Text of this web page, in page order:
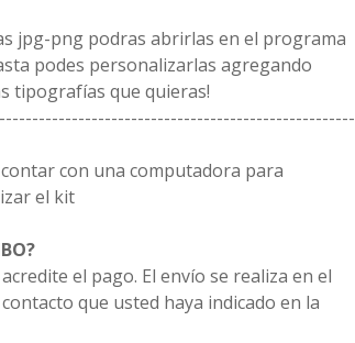
jpg-png podras abrirlas en el programa
podes personalizarlas agregando
tipografías que quieras!
con una computadora para
el kit
el pago. El envío se realiza en el
que usted haya indicado en la